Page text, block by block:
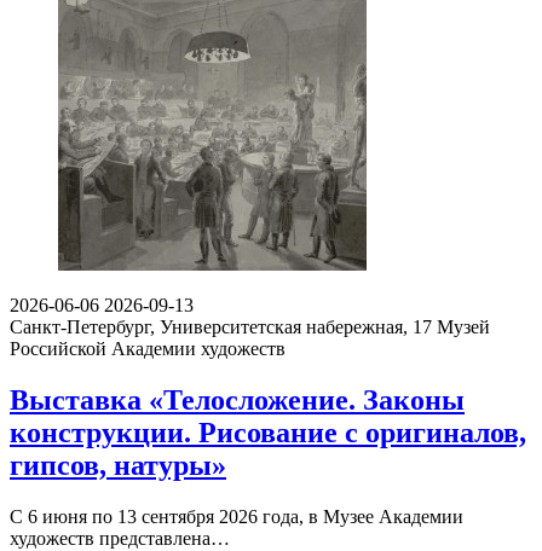
2026-06-06 2026-09-13
Санкт-Петербург, Университетская набережная, 17 Музей
Российской Академии художеств
Выставка «Телосложение. Законы
конструкции. Рисование с оригиналов,
гипсов, натуры»
С 6 июня по 13 сентября 2026 года, в Музее Академии
художеств представлена…